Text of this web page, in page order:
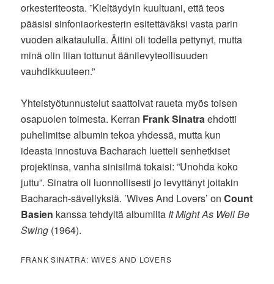
orkesteriteosta. ”Kieltäydyin kuultuani, että teos
pääsisi sinfoniaorkesterin esitettäväksi vasta parin
vuoden aikataululla. Äitini oli todella pettynyt, mutta
minä olin liian tottunut äänilevyteollisuuden
vauhdikkuuteen.”
Yhteistyötunnustelut saattoivat raueta myös toisen
osapuolen toimesta. Kerran Frank Sinatraehdotti
puhelimitse albumin tekoa yhdessä, mutta kun
ideasta innostuva Bacharach luetteli senhetkiset
projektinsa, vanha sinisilmä tokaisi: ”Unohda koko
juttu”. Sinatra oli luonnollisesti jo levyttänyt joitakin
Bacharach-sävellyksiä. ’Wives And Lovers’ onCount
Basien kanssa tehdyltä albumilta It Might As Well Be
Swing (1964).
FRANK SINATRA: WIVES AND LOVERS